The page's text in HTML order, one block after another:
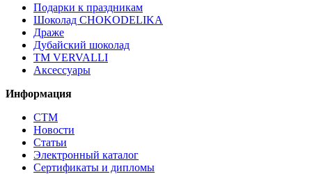
Подарки к праздникам
Шоколад CHOKODELIKA
Драже
Дубайский шоколад
ТМ VERVALLI
Аксессуары
Информация
СТМ
Новости
Статьи
Электронный каталог
Сертификаты и дипломы